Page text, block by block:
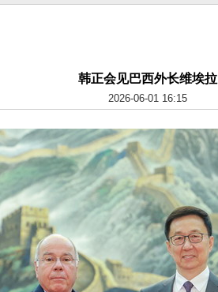
韩正会见巴西外长维埃拉
2026-06-01 16:15